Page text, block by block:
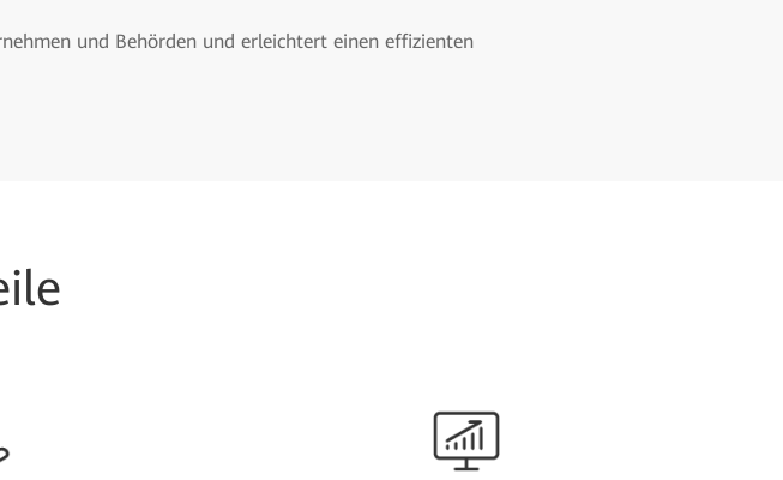
und Behörden und erleichtert einen effizienten